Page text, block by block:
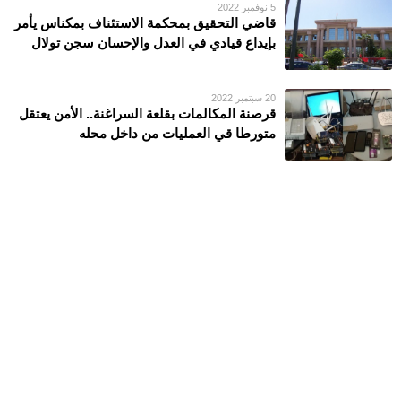
5 نوفمبر 2022
قاضي التحقيق بمحكمة الاستئناف بمكناس يأمر
بإيداع قيادي في العدل والإحسان سجن تولال
20 سبتمبر 2022
قرصنة المكالمات بقلعة السراغنة.. الأمن يعتقل
متورطا قي العمليات من داخل محله